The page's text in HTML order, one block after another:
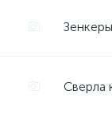
Зенкеры
Сверла